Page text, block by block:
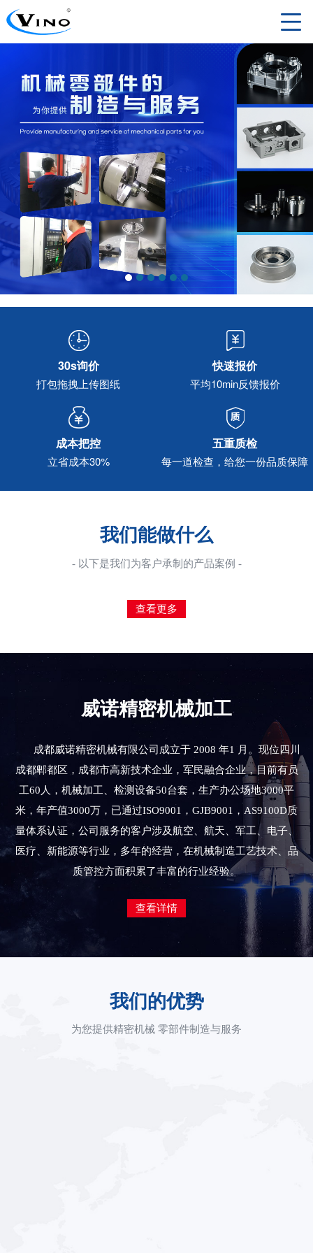
30s询价
打包拖拽上传图纸
快速报价
平均10min反馈报价
成本把控
立省成本30%
五重质检
每一道检查，给您一份品质保障
我们能做什么
- 以下是我们为客户承制的产品案例 -
查看更多
威诺精密机械加工
成都威诺精密机械有限公司成立于 2008 年1 月。现位四川
成都郫都区，成都市高新技术企业，军民融合企业，目前有员
工60人，机械加工、检测设备50台套，生产办公场地3000平
米，年产值3000万，已通过ISO9001，GJB9001，AS9100D质
量体系认证，公司服务的客户涉及航空、航天、军工、电子、
医疗、新能源等行业，多年的经营，在机械制造工艺技术、品
质管控方面积累了丰富的行业经验。
查看详情
我们的优势
为您提供精密机械 零部件制造与服务